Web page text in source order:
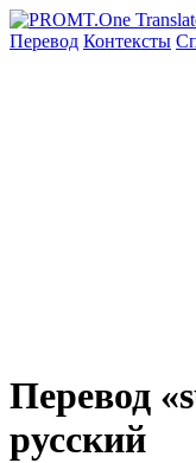
Перевод Контексты
Перевод
русский